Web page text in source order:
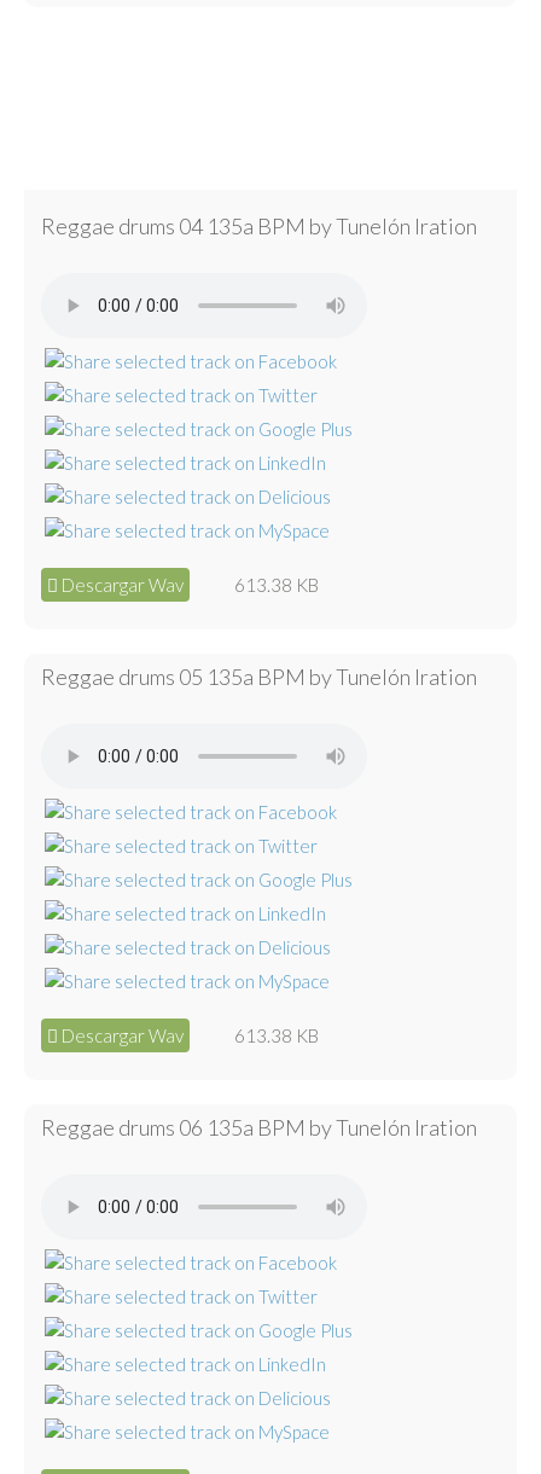
Reggae drums 04 135a BPM by Tunelón Iration
Descargar Wav 613.38 KB
Reggae drums 05 135a BPM by Tunelón Iration
Descargar Wav 613.38 KB
Reggae drums 06 135a BPM by Tunelón Iration